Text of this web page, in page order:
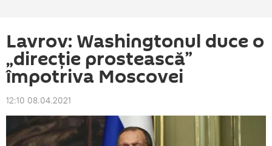
Lavrov: Washingtonul duce o
„direcție prostească”
împotriva Moscovei
12:10 08.04.2021